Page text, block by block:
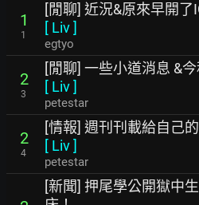
1
1
[閒聊] 近況&原來早開了
[ Liv]
egtyo
2
3
[閒聊] 一些小道消息 &
[ Liv]
petestar
2
4
[情報] 週刊刊載給自己
[ Liv]
petestar
[新聞] 押尾學公開獄中